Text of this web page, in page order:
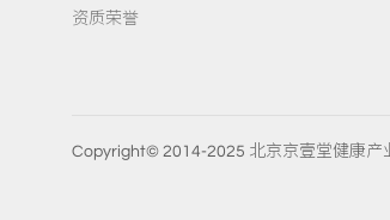
资质荣誉
Copyright© 2014-2025 北京京壹堂健康产